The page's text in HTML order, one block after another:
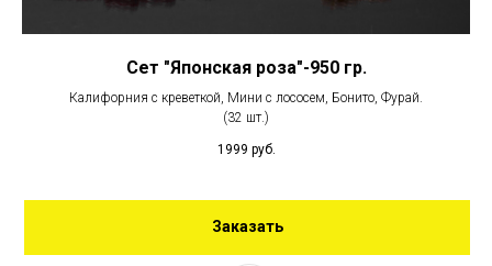
Сет "Японская роза"-950 гр.
Калифорния с креветкой, Мини с лососем, Бонито, Фурай.
(32 шт.)
1999 руб.
Заказать